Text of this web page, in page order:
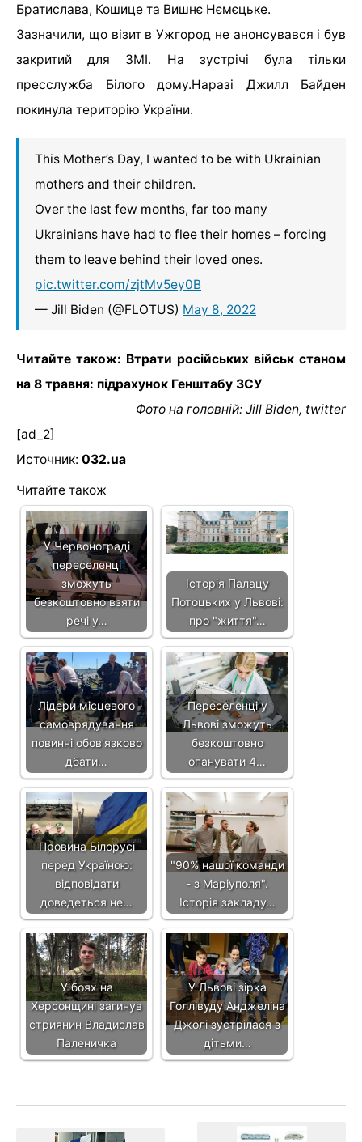
Братислава, Кошице та Вишнє Нємєцьке.
Зазначили, що візит в Ужгород не анонсувався і був
закритий для ЗМІ. На зустрічі була тільки
пресслужба Білого дому.Наразі Джилл Байден
покинула територію України.
This Mother’s Day, I wanted to be with Ukrainian
mothers and their children.
Over the last few months, far too many
Ukrainians have had to flee their homes – forcing
them to leave behind their loved ones.
pic.twitter.com/zjtMv5ey0B
— Jill Biden (@FLOTUS) May 8, 2022
Читайте також: Втрати російських військ станом
на 8 травня: підрахунок Генштабу ЗСУ
Фото на головній: Jill Biden, twitter
[ad_2]
Источник: 032.ua
Читайте також
У Червонограді
переселенці
зможуть
безкоштовно взяти
речі у…
Історія Палацу
Потоцьких у Львові:
про "життя"…
Лідери місцевого
самоврядування
повинні обов’язково
дбати…
Переселенці у
Львові зможуть
безкоштовно
опанувати 4…
Провина Білорусі
перед Україною:
відповідати
доведеться не…
"90% нашої команди
- з Маріуполя".
Історія закладу…
У боях на
Херсонщині загинув
стриянин Владислав
Паленичка
У Львові зірка
Голлівуду Анджеліна
Джолі зустрілася з
дітьми…